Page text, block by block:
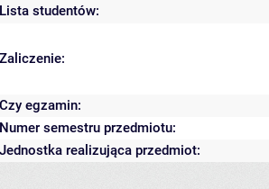
Lista studentów:
Zaliczenie:
Czy egzamin:
Numer semestru przedmiotu:
Jednostka realizująca przedmiot: